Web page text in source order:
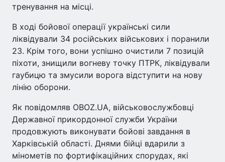
тренування на місці.
В ході бойової операції українські сили
ліквідували 34 російських військових і поранили
23. Крім того, вони успішно очистили 7 позицій
піхоти, знищили вогневу точку ПТРК, ліквідували
гаубицю та змусили ворога відступити на нову
лінію оборони.
Як повідомляв OBOZ.UA, військовослужбовці
Державної прикордонної служби України
продовжують виконувати бойові завдання в
Харківській області. Днями бійці вдарили з
мінометів по фортифікаційних спорудах, які